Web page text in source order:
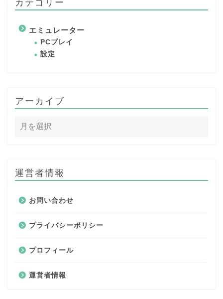
エミュレーター
PCプレイ
設定
アーカイブ
運営者情報
お問い合わせ
プライバシーポリシー
プロフィール
運営者情報